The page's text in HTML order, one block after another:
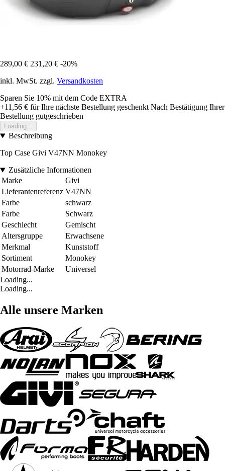
289,00 € 231,20 € -20%
inkl. MwSt. zzgl. Versandkosten
Sparen Sie 10% mit dem Code EXTRA
+11,56 € für Ihre nächste Bestellung geschenkt Nach Bestätigung Ihrer
Bestellung gutgeschrieben
Loading...
Beschreibung
Top Case Givi V47NN Monokey
Zusätzliche Informationen
Marke
Givi
Lieferantenreferenz V47NN
Farbe
schwarz
Farbe
Schwarz
Geschlecht
Gemischt
Altersgruppe
Erwachsene
Merkmal
Kunststoff
Sortiment
Monokey
Motorrad-Marke
Universel
Loading...
Loading...
Alle unsere Marken